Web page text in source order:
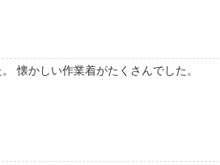
懐かしい作業着がたくさんでした。